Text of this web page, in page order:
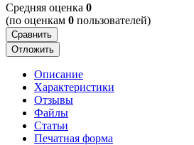
Cредняя оценка 0
(по оценкам 0 пользователей)
Сравнить
Отложить
Описание
Характеристики
Отзывы
Файлы
Статьи
Печатная форма